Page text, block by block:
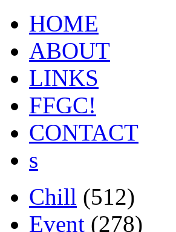
HOME
ABOUT
LINKS
FFGC!
CONTACT
s
Chill (512)
Event (278)